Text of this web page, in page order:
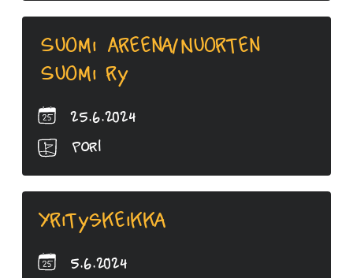
Suomi Areena/Nuorten
Suomi ry
25.6.2024
Pori
Yrityskeikka
5.6.2024